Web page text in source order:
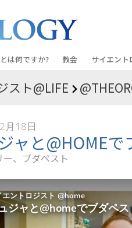
は何ですか?
たちが語るサイエ
に会いましょう
基本原理
教会
教会を探す
上級
オーガニゼーション
フラッグ･ランド･ベ
フリーウィンズ
サイエントロジーを
世界にもたらす
サイエント
グランド・
デビッド･
スト@LIFE
月18日
ャと@HOME
ー、ブダペスト